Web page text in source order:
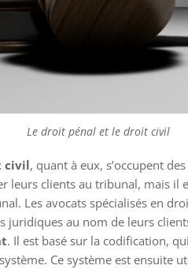
Le droit pénal et le droit civil
civil, quant à eux, s’occupent
leurs clients au tribunal, mais il
Les avocats spécialisés en
juridiques au nom de leurs
. Il est basé sur la codification,
Ce système est ensuite